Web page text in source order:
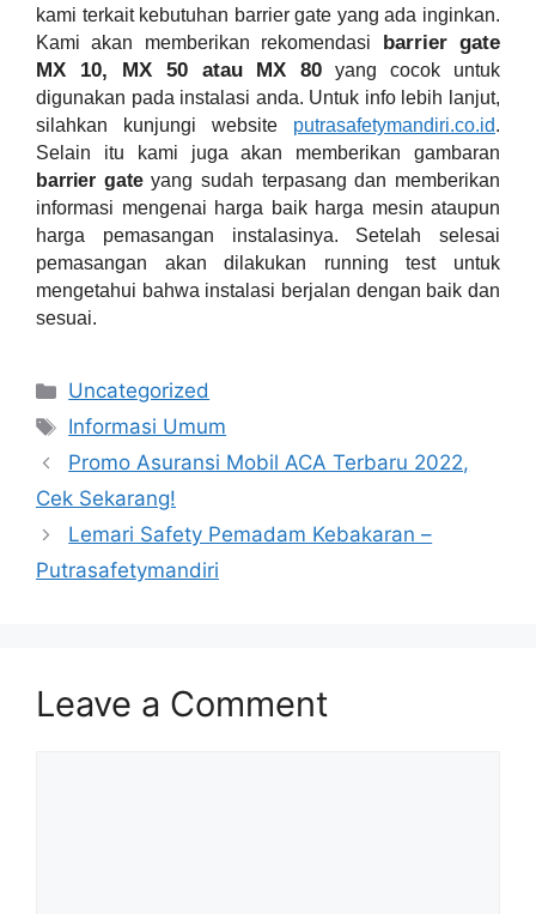
kami terkait kebutuhan barrier gate yang ada inginkan.
Kami akan memberikan rekomendasi
barrier gate
MX 10, MX 50 atau MX 80 yang cocok untuk
digunakan pada instalasi anda. Untuk info lebih lanjut,
silahkan kunjungi website putrasafetymandiri.co.id.
barrier gate yang sudah terpasang dan memberikan
informasi mengenai harga baik harga mesin ataupun
harga pemasangan instalasinya. Setelah selesai
pemasangan akan dilakukan running test untuk
mengetahui bahwa instalasi berjalan dengan baik dan
sesuai.
Categories
Uncategorized
Tags
Informasi Umum
Promo Asuransi Mobil ACA Terbaru 2022,
Cek Sekarang!
Lemari Safety Pemadam Kebakaran –
Putrasafetymandiri
Leave a Comment